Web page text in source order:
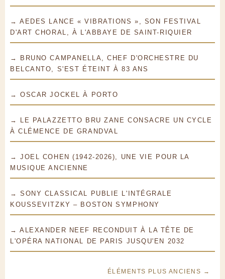
→ AEDES LANCE « VIBRATIONS », SON FESTIVAL
D'ART CHORAL, À L'ABBAYE DE SAINT-RIQUIER
→ BRUNO CAMPANELLA, CHEF D'ORCHESTRE DU
BELCANTO, S'EST ÉTEINT À 83 ANS
→ OSCAR JOCKEL À PORTO
→ LE PALAZZETTO BRU ZANE CONSACRE UN CYCLE
À CLÉMENCE DE GRANDVAL
→ JOEL COHEN (1942-2026), UNE VIE POUR LA
MUSIQUE ANCIENNE
→ SONY CLASSICAL PUBLIE L'INTÉGRALE
KOUSSEVITZKY – BOSTON SYMPHONY
→ ALEXANDER NEEF RECONDUIT À LA TÊTE DE
L'OPÉRA NATIONAL DE PARIS JUSQU'EN 2032
ÉLÉMENTS PLUS ANCIENS →